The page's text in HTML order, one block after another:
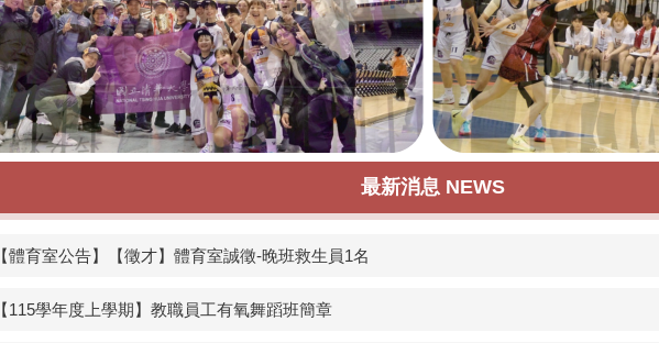
最新消息 NEWS
【體育室公告】【徵才】體育室誠徵-晚班救生員1名
【115學年度上學期】教職員工有氧舞蹈班簡章